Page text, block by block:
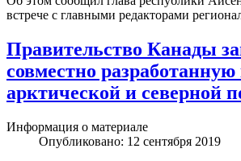
встрече с главными редакторами
Правительство Канады
совместно
арктической и северной
Информация о материале
Опубликовано: 12 сентября 2019